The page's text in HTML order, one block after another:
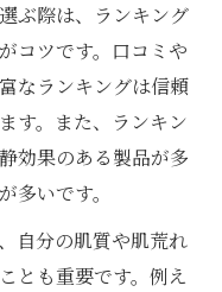
な美容液の使い
抑える美容液活用
つきを防ぐ使用
のパッチテスト
ぶ際は、ランキング
コツです。口コミや
なランキングは信頼
す。また、ランキン
効果のある製品が多
多いです。
自分の肌質や肌荒れ
とも重要です。例え